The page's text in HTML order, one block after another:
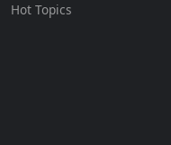
Hot Topics